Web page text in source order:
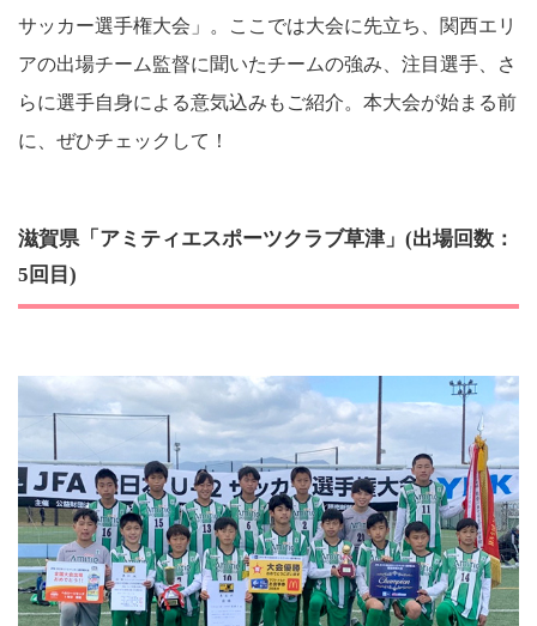
サッカー選手権大会」。ここでは大会に先立ち、関西エリ
アの出場チーム監督に聞いたチームの強み、注目選手、さ
らに選手自身による意気込みもご紹介。本大会が始まる前
に、ぜひチェックして！
滋賀県「アミティエスポーツクラブ草津」(出場回数：
5回目)